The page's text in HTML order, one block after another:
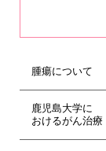
腫瘍について
鹿児島大学に
おけるがん治療